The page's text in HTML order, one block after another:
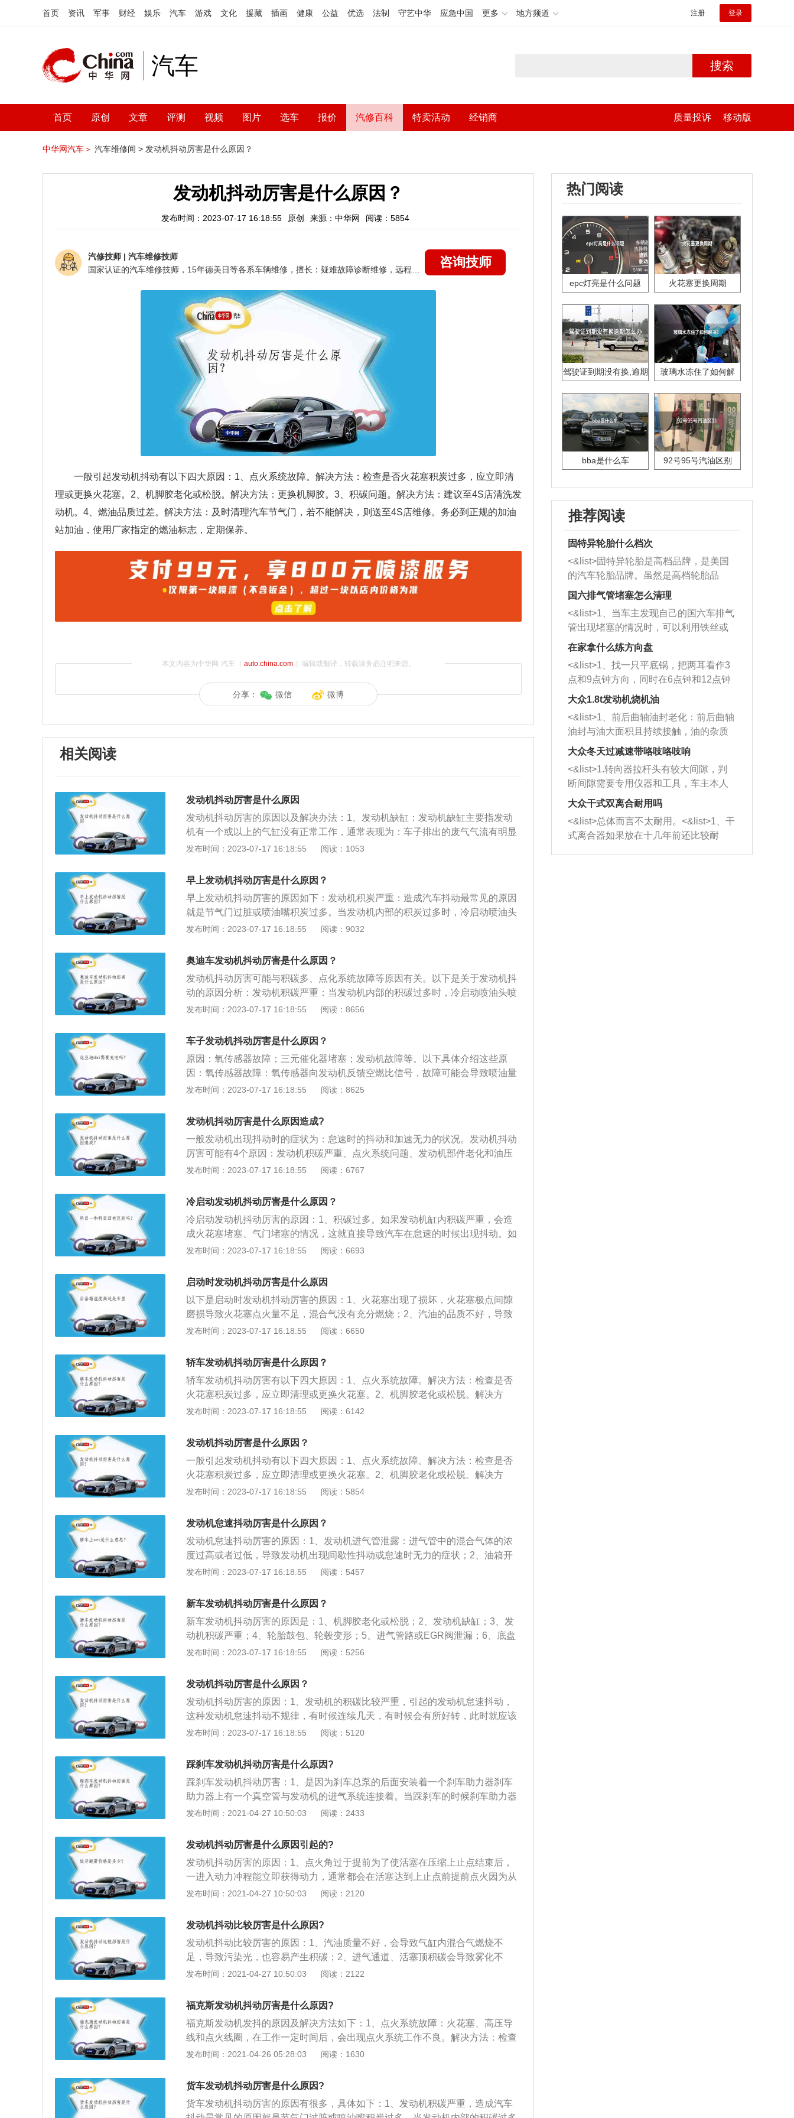
首页 资讯 军事 财经 娱乐 汽车 游戏 文化 援藏 插画 健康 公益 优选 法制 守艺中华 应急中国 更多 地方频道 注册 登录
汽车 搜索
首页 原创 文章 评测 视频 图片 选车 报价 汽修百科 特卖活动 经销商 质量投诉 移动版
中华网汽车＞ 汽车维修间 > 发动机抖动厉害是什么原因？
发动机抖动厉害是什么原因？
发布时间：2023-07-17 16:18:55 原创 来源：中华网 阅读：5854
汽修技师 | 汽车维修技师
咨询技师
一般引起发动机抖动有以下四大原因：1、点火系统故障。解决方法：检查是否火花塞积炭过多，应立即清
理或更换火花塞。2、机脚胶老化或松脱。解决方法：更换机脚胶。3、积碳问题。解决方法：建议至4S店清洗发
动机。4、燃油品质过差。解决方法：及时清理汽车节气门，若不能解决，则送至4S店维修。务必到正规的加油
站加油，使用厂家指定的燃油标志，定期保养。
本文内容为中华网·汽车（ auto.china.com）编辑或翻译，转载请务必注明来源。
分享： 微信 微博
相关阅读
发动机抖动厉害是什么原因
发动机抖动厉害的原因以及解决办法：1、发动机缺缸：发动机缺缸主要指发动
机有一个或以上的气缸没有正常工作，通常表现为：车子排出的废气气流有明显
的间歇，同时排气管抖动厉害，能够明显感觉到发动机的抖动，有时会伴随着突
障问题：火花塞、缸线、点火线圈等损坏，容易出现缺缸现象。可以使用断火法
判断出是哪一个缸配件损坏，更换损坏的配件；（2）、油路：喷油嘴堵塞、喷
油嘴线路短路或断路。使用断油试验，检查出故障问题点，实行修理；（3）、
机械故障问题：发动机内部活塞、连杆、活塞环、活塞销等出现故障问题，大多
数基本都会伴有显著的不正常噪音，检查发动机油可以看有显著的金属屑，发动
块。它的作用就是用来减少发动机做工时的震动和缓冲，并起到固定发动机的效
果。一旦这些机脚胶出现老化或松脱，发动机的抖动就会变得异常厉害。机脚胶
老化或松脱的解决办法：需立刻更换新的机脚胶。3、燃油系统故障：添加不适
者由于油箱盖通气孔堵塞，油箱开关、燃油滤清器及油箱至化油器之间的油管部
系统故障的解决方法是：（1）、排除燃油系统中的空气；（2）、放出油箱和燃
油滤清器中所有燃油，按4比1要求选用正确燃油品质和牌号，然后注入油箱，用
手掀泵和放气螺钉将燃油系统内空气排尽。4、空气滤清器脏：空气滤清器是为
了保护发动机减少磨损设计的，一般在一万公里左右更换，如果更换不及时，会
塞寿命：火花塞是有寿命的，超过3-4万公里后点火效率明显降低，并可影响点
火，这是最常见得故障将火花塞全部更换即可。6、怠速低：发动机怠速值在电
脑里已设定，当转数低到一定范围，汽车电脑会自动调节。如果怠速太低发生抖
动说明超出电脑的控制范围了，有的车在节气门上有调节螺丝可调节怠速，而有
的车则不能调节，这种车可检查怠速阀、节气门、空气流量计、真空度传感器、
可检查更换节温器。7、水温不正常：发动机工作温度有一个正常范围，水温高
会发生点火时间变早、油气混合比改变、机油粘度变稀、润滑性能变差。一般故
障原因是缺少防冻液、节温器打不开、风扇不转、温控开关温度不准而引起的抖
部件，使用寿命是很长的可达到几十万公里。但是由于汽油里有胶质会堵塞喷油
发动机的抖动。解决办法是拆下来清洗即可。9、积碳、油垢堵塞：节气门、怠
速阀、进气孔使用一段时间会有积碳、油垢堵塞，进气不畅，会影响怠速平稳、
发生抖动现象。需要检查并用清洗剂清洗上述部位就可解决，不用拆下来清洗。
10、缸压低：发动机有3缸、4缸、5缸、6缸、8缸，如果有一个缸工作不好就会
力，需更换气门油封。
发布时间：2023-07-17 16:18:55 阅读：1053
早上发动机抖动厉害是什么原因？
早上发动机抖动厉害的原因如下：发动机积炭严重：造成汽车抖动最常见的原因
就是节气门过脏或喷油嘴积炭过多。当发动机内部的积炭过多时，冷启动喷油头
喷出的汽油会被积炭大量吸收，导致冷启动的混合气过稀，使得启动困难。点火
塞工作不良状况不好同样会导致这类故障现象。油压不稳：如果已经清理过发动
机积炭、洗过节气门、换过火花塞等，仍然发现怠速时车身抖动，建议检查燃油
供油压力以及进气压力传感器等是否正常。
发布时间：2023-07-17 16:18:55 阅读：9032
奥迪车发动机抖动厉害是什么原因？
发动机抖动厉害可能与积碳多、点化系统故障等原因有关。以下是关于发动机抖
动的原因分析：发动机积碳严重：当发动机内部的积碳过多时，冷启动喷油头喷
出的汽油会被积碳大量吸收，导致冷启动的混合气过稀，使得启动困难。点火系
良，火花塞跳火状况不好同样会导致这类故障现象。发动机部件老化：汽车发动
机抖动还与引擎脚（又称机爪垫）老化有关。
发布时间：2023-07-17 16:18:55 阅读：8656
车子发动机抖动厉害是什么原因？
原因：氧传感器故障；三元催化器堵塞；发动机故障等。以下具体介绍这些原
因：氧传感器故障：氧传感器向发动机反馈空燃比信号，故障可能会导致喷油量
不准，引起发动机抖动。三元催化器堵塞：三元催化器是净化尾气的装置，三元
障：发动机抖动的原因可能性太多，还是建议车主去维修店通过电脑读取故障代
码的具体内容准确的判断故障点，不要主观的猜测。
发布时间：2023-07-17 16:18:55 阅读：8625
发动机抖动厉害是什么原因造成?
一般发动机出现抖动时的症状为：怠速时的抖动和加速无力的状况。发动机抖动
厉害可能有4个原因：发动机积碳严重、点火系统问题、发动机部件老化和油压
不稳。具体说明如下：1、发动机积碳严重造成汽车抖动：最常见的原因就是节
汽油会被积碳大量吸收，导致冷启动的混合气过稀，使得启动困难，这种状况
下，只有等到积碳吸收的汽油饱和，才容易着车，着车后吸附在积碳上的汽油又
会被发动机的真空吸力吸入汽缸内燃烧，又使混合气变浓，发动机的可燃混合气
时稀时浓，造成冷启动后怠速抖动。遇到这种情况应清洗油路，检查怠速马达是
否有积碳立即清洗。2、点火系统问题：检查火花塞、高压导线和点火线圈的工
时应检查火花塞是否积碳过多，必要时更换火花塞。3、发动机部件老化：汽车
发动机抖动还与引擎脚（又称机爪垫）老化有关。引擎脚其实是发动机的避震系
统，引擎脚负责吸收发动机在运转时候的细微抖动，如果引擎脚出现问题，这些
件。4、油压不稳：如果油泵供油压力不正常或进气压力传感器数值错误和工作
发布时间：2023-07-17 16:18:55 阅读：6767
冷启动发动机抖动厉害是什么原因？
冷启动发动机抖动厉害的原因：1、积碳过多。如果发动机缸内积碳严重，会造
成火花塞堵塞、气门堵塞的情况，这就直接导致汽车在怠速的时候出现抖动。如
果车子加速能力大不如前，若抖动十分持久，那就可以考虑一下发动机缸内清
抖动还会造成怠速不稳的现象产生。可以首先考虑更换汽油滤清器，毕竟使用久
滤芯有可能会堵塞，再检查不经过汽油滤清器的油压，如果不正常就有可能是油
泵的问题。3、发动机机脚垫老化。如果车发动机抖动越来越严重，但动力却没
有随之变弱，就可以考虑是不是机脚垫的问题。4、缺缸缺火。这是发动机抖动
最常见的原因，其问题出在发动机点火线圈或火花塞上，如果点火线圈出现问题
发布时间：2023-07-17 16:18:55 阅读：6693
启动时发动机抖动厉害是什么原因
以下是启动时发动机抖动厉害的原因：1、火花塞出现了损坏，火花塞极点间隙
磨损导致火花塞点火量不足，混合气没有充分燃烧；2、汽油的品质不好，导致
喷油嘴的雾化效果差，混合气在缸内燃烧不充分；3、节气门过脏喷油嘴积碳过
料：发动机的作用是将热能通过在密封汽缸内燃烧后膨胀气体，推动活塞做功，
转变为机械能为车辆提供动力。
发布时间：2023-07-17 16:18:55 阅读：6650
轿车发动机抖动厉害是什么原因？
轿车发动机抖动厉害有以下四大原因：1、点火系统故障。解决方法：检查是否
火花塞积炭过多，应立即清理或更换火花塞。2、机脚胶老化或松脱。解决方
法：更换机脚胶。3、积碳问题。解决方法：建议至4S店清洗发动机。4、燃油品
到正规的加油站加油，使用厂家指定的燃油标志，定期保养。
发布时间：2023-07-17 16:18:55 阅读：6142
发动机抖动厉害是什么原因？
一般引起发动机抖动有以下四大原因：1、点火系统故障。解决方法：检查是否
火花塞积炭过多，应立即清理或更换火花塞。2、机脚胶老化或松脱。解决方
法：更换机脚胶。3、积碳问题。解决方法：建议至4S店清洗发动机。4、燃油品
到正规的加油站加油，使用厂家指定的燃油标志，定期保养。
发布时间：2023-07-17 16:18:55 阅读：5854
发动机怠速抖动厉害是什么原因？
发动机怠速抖动厉害的原因：1、发动机进气管泄露：进气管中的混合气体的浓
度过高或者过低，导致发动机出现间歇性抖动或怠速时无力的症状；2、油箱开
关、燃油滤清器及油箱至化油器之间的油管部分堵塞，使汽车怠速时不能得到相
积碳问题：发动机内部的积碳过多时汽车的点火能量减少、进气效率下降，最终
导致发动机输出的动力不稳定、怠速抖动、加速无力。
发布时间：2023-07-17 16:18:55 阅读：5457
新车发动机抖动厉害是什么原因？
新车发动机抖动厉害的原因是：1、机脚胶老化或松脱；2、发动机缺缸；3、发
动机积碳严重；4、轮胎鼓包、轮毂变形；5、进气管路或EGR阀泄漏；6、底盘
件松旷。新车发动机抖动的处理方法是：1、读故障码或数据流排除某个传感器
嘴、正时记号、燃油泵压力、气缸压力；4、检查怠速马达是否有问题、清洗节
气门和怠速马达。
发布时间：2023-07-17 16:18:55 阅读：5256
发动机抖动厉害是什么原因？
发动机抖动厉害的原因：1、发动机的积碳比较严重，引起的发动机怠速抖动，
这种发动机怠速抖动不规律，有时候连续几天，有时候会有所好转，此时就应该
考虑发动机积碳问题；2、点火系统出现问题，如果是连线导致的故障，可以自
是汽车在平稳行驶结束之后，并不会产生发动机怠速抖动，这样的情况下很可能
就是汽车油压不稳引起的故障，建议大家要及时进行修理。
发布时间：2023-07-17 16:18:55 阅读：5120
踩刹车发动机抖动厉害是什么原因?
踩刹车发动机抖动厉害：1、是因为刹车总泵的后面安装着一个刹车助力器刹车
助力器上有一个真空管与发动机的进气系统连接着。当踩刹车的时候刹车助力器
起作用，影响了发动机的进气量，所以发动机会抖；2、这种情况都是发生在自
转，踩住刹车相当于强制性让发动机和变速箱失去前进的动力；3、通俗的说就
是发动机变速箱处于较劲的状态，就出现了轻微的抖动现象，如果停车超过20秒
钟建议挂N挡拉手刹。D挡踩刹车抖动是正常现象不是故障，放心使用。
发布时间：2021-04-27 10:50:03 阅读：2433
发动机抖动厉害是什么原因引起的?
发动机抖动厉害的原因：1、点火角过于提前为了使活塞在压缩上止点结束后，
一进入动力冲程能立即获得动力，通常都会在活塞达到上止点前提前点火因为从
点火到完全燃烧需要一段时间。而过于提早的点火会使得活塞还在压缩行程时，
抖动；2、发动机过度积碳，发动机于燃烧室内过度积碳，除了会使压缩比增大
产生高压，也会在积碳表面产生高温热点，使发动机抖动；3、发动机温度过高
发动机在太热的环境使得进气温度过高，或是发动机冷却水循环不良，都会造成
发动机高温而爆震抖动。
发布时间：2021-04-27 10:50:03 阅读：2120
发动机抖动比较厉害是什么原因?
发动机抖动比较厉害的原因：1、汽油质量不好，会导致气缸内混合气燃烧不
足，导致污染光，也容易产生积碳；2、进气通道、活塞顶积碳会导致雾化不
良，导致燃烧不足，导致污染灯亮；3、冷车启动时，特别是当天气温度急剧下
度就不波动了，就会相对稳定。
发布时间：2021-04-27 10:50:03 阅读：2122
福克斯发动机抖动厉害是什么原因?
福克斯发动机发抖的原因及解决方法如下：1、点火系统故障：火花塞、高压导
线和点火线圈，在工作一定时间后，会出现点火系统工作不良。解决方法：检查
火花塞、高压导线和点火线圈工作状况，更换火花塞；2、发动机部件老化：汽
时为了弥补怠速滑落造成的抖动，发动机会自动将转速拉高一些。解决方法：更
换引擎脚；3、油压不稳：油泵供油压力不正常或者进气压力传感器数值错误和
工作不良，都会引起发动机抖动。解决方法：到4S店检查燃油压力以及进气压力
发布时间：2021-04-26 05:28:03 阅读：1630
货车发动机抖动厉害是什么原因?
货车发动机抖动厉害的原因有很多，具体如下：1、发动机积碳严重，造成汽车
热门阅读
epc灯亮是什么问题 火花塞更换周期
驾驶证到期没有换,逾期
玻璃水冻住了如何解
bba是什么车 92号95号汽油区别
推荐阅读
固特异轮胎什么档次
<&list>固特异轮胎是高档品牌，是美国
的汽车轮胎品牌。虽然是高档轮胎品
牌，但是中高低端的轮胎都有生产，这
也是为了更好的开拓市场。
国六排气管堵塞怎么清理
<&list>1、当车主发现自己的国六车排气
管出现堵塞的情况时，可以利用铁丝或
者是细棍，直接将杂物给取出来，如果
堵塞情况比较严重，也可以采取应急措
施。 <&list>2、直接利用木棍将所有的
杂物推到排气管里面的位置处，然后将
三元催化器拆解开，就可以将堵塞的东
西取出来。但如果是因为积碳过多引起
的堵塞，就需要将三元催化器泡在草酸
洗剂对堵塞的情况得到解决，将清洗剂
放在燃油箱中，与燃油混合后，车辆启
动时，就可以和汽油一起进入到燃烧
室，最后形成废气排出，就可以让三元
催化器得到清洗，排气管堵塞的情况就
能够得到解决。
在家拿什么练方向盘
<&list>1、找一只平底锅，把两耳看作3
点和9点钟方向，同时在6点钟和12点钟
方向做一个标记。 <&list>2、双手握住
一圈半的练习，往右同样也要打相同的
圈数。 <&list>3、最后强调要反复练
习，这样就可以形成肌肉记忆，在真实
驾驶车辆时，不需要记忆也能打好方
向。
大众1.8t发动机烧机油
<&list>1、前后曲轴油封老化：前后曲轴
油封与油大面积且持续接触，油的杂质
和发动机内持续温度变化使其密封效果
逐渐减弱，导致渗油或漏油。<&list>2、
活塞间隙过大：积碳会使活塞环与缸体
的间隙扩大，导致机油流入燃烧室中，
造成烧机油。<&list>3、机油粘度。使用
机油粘度过小的话，同样会有烧机油现
象，机油粘度过小具有很好的流动性，
大众冬天过减速带咯吱咯吱响
<&list>1.转向器拉杆头有较大间隙，判
断间隙需要专用仪器和工具，车主本人
无法制作，需要将车辆送到修理厂或4s
店；<&list>2.车辆半轴套管防尘罩破
裂，破裂后会出现漏油现象，使半轴磨
损严重，磨损的半轴容易损坏，产生异
响；<&list>3.稳定器的转向胶套和球头
大众干式双离合耐用吗
<&list>总体而言不太耐用。<&list>1、干
式离合器如果放在十几年前还比较耐